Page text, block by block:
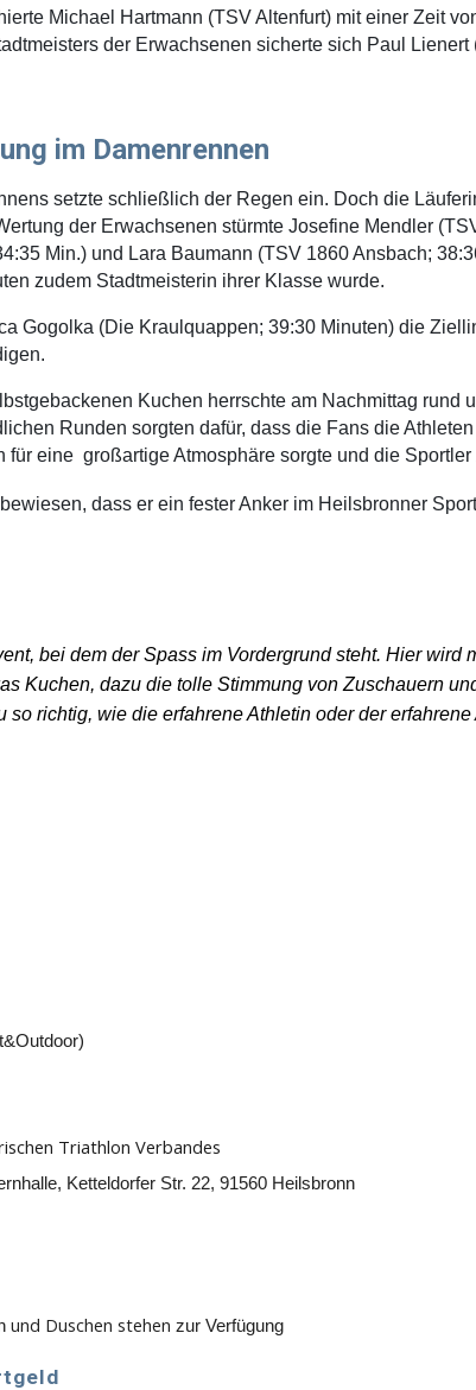
Michael Hartmann (TSV Altenfurt) mit einer Zeit
der Erwachsenen sicherte sich Paul
im Damenrennen
setzte schließlich der Regen ein. Doch die
der Erwachsenen stürmte Josefine Mendler
Min.) und Lara Baumann (TSV 1860 Ansbach;
zudem Stadtmeisterin ihrer Klasse wurde.
Gogolka (Die Kraulquappen; 39:30 Minuten) die
Kuchen herrschte am Nachmittag
Runden sorgten dafür, dass die Fans die
eine großartige Atmosphäre sorgte und die
dass er ein fester Anker im Heilsbronner
bei dem der Spass im Vordergrund steht. Hier wird
Kuchen, dazu die tolle Stimmung von Zuschauern
richtig, wie die erfahrene Athletin oder der
Triathlon Verbandes
Ketteldorfer Str. 22, 91560 Heilsbronn
und Duschen stehen zur Verfügung